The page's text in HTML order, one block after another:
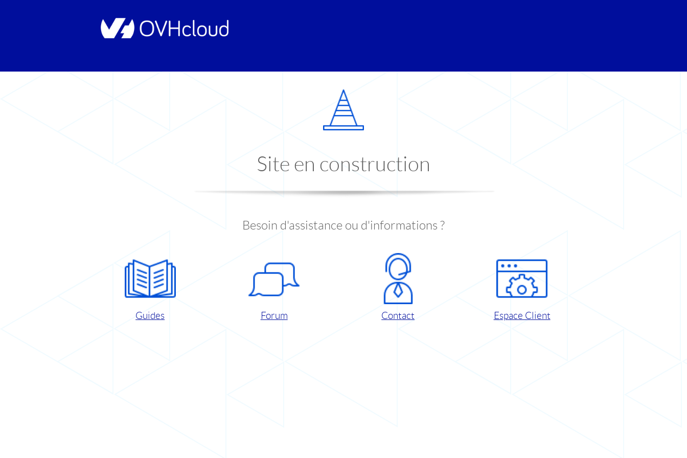
Site en construction
Besoin d'assistance ou d'informations ?
Guides Forum Contact Espace Client